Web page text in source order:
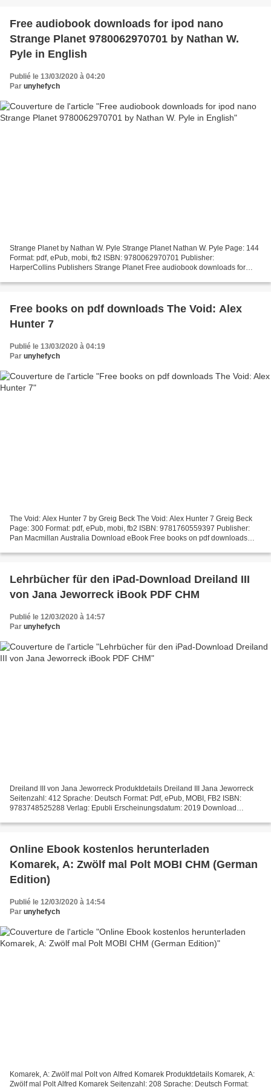
Free audiobook downloads for ipod nano
Strange Planet 9780062970701 by Nathan W.
Pyle in English
Publié le 13/03/2020 à 04:20
Par unyhefych
Strange Planet by Nathan W. Pyle Strange Planet Nathan W. Pyle Page: 144
Format: pdf, ePub, mobi, fb2 ISBN: 9780062970701 Publisher:
HarperCollins Publishers Strange Planet Free audiobook downloads for
Free books on pdf downloads The Void: Alex
Hunter 7
Publié le 13/03/2020 à 04:19
Par unyhefych
The Void: Alex Hunter 7 by Greig Beck The Void: Alex Hunter 7 Greig Beck
Page: 300 Format: pdf, ePub, mobi, fb2 ISBN: 9781760559397 Publisher:
Pan Macmillan Australia Download eBook Free books on pdf downloads
Lehrbücher für den iPad-Download Dreiland III
von Jana Jeworreck iBook PDF CHM
Publié le 12/03/2020 à 14:57
Par unyhefych
Dreiland III von Jana Jeworreck Produktdetails Dreiland III Jana Jeworreck
Seitenzahl: 412 Sprache: Deutsch Format: Pdf, ePub, MOBI, FB2 ISBN:
9783748525288 Verlag: Epubli Erscheinungsdatum: 2019 Download
Online Ebook kostenlos herunterladen
Komarek, A: Zwölf mal Polt MOBI CHM (German
Edition)
Publié le 12/03/2020 à 14:54
Par unyhefych
Komarek, A: Zwölf mal Polt von Alfred Komarek Produktdetails Komarek, A:
Zwölf mal Polt Alfred Komarek Seitenzahl: 208 Sprache: Deutsch Format: